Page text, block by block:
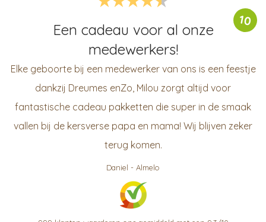
10
Een cadeau voor al onze
medewerkers!
Elke geboorte bij een medewerker van ons is een feestje
dankzij Dreumes enZo, Milou zorgt altijd voor
fantastische cadeau pakketten die super in de smaak
vallen bij de kersverse papa en mama! Wij blijven zeker
terug komen.
Daniel - Almelo